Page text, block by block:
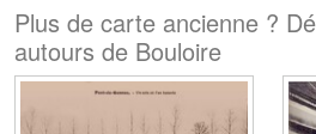
Plus de carte ancienne ?
autours de Bouloire